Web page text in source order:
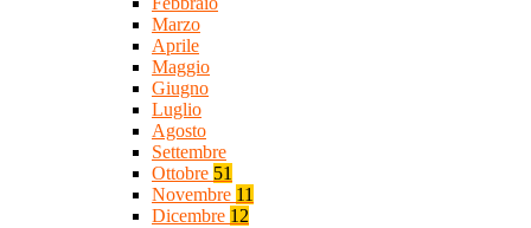
Marzo
Aprile
Maggio
Giugno
Luglio
Agosto
Settembre
Ottobre 51
Novembre 11
Dicembre 12